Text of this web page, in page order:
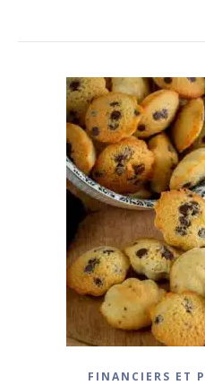
FINANCIERS ET